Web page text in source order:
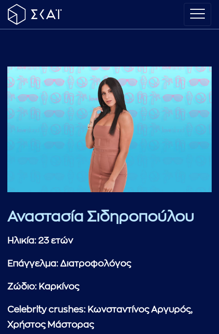
Αναστασία Σιδηροπούλου
Ηλικία: 23 ετών
Επάγγελμα: Διατροφολόγος
Ζώδιο: Καρκίνος
Celebrity crushes: Κωνσταντίνος Αργυρός,
Χρήστος Μάστορας